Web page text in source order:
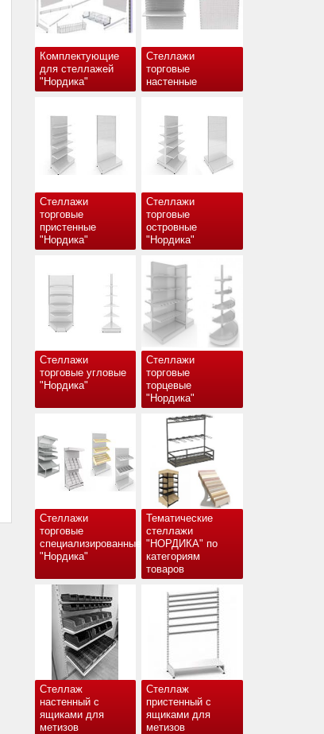
Комплектующие
для стеллажей
"Нордика"
Стеллажи
торговые
настенные
Стеллажи
торговые
пристенные
"Нордика"
Стеллажи
торговые
островные
"Нордика"
Стеллажи
торговые угловые
"Нордика"
Стеллажи
торговые
торцевые
"Нордика"
Стеллажи
торговые
специализированные
"Нордика"
Тематические
стеллажи
"НОРДИКА" по
категориям
товаров
Стеллаж
настенный с
ящиками для
метизов
Стеллаж
пристенный с
ящиками для
метизов